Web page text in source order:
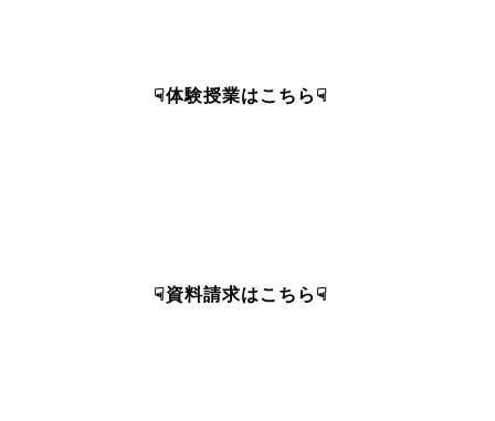
☟体験授業はこちら☟
☟資料請求はこちら☟